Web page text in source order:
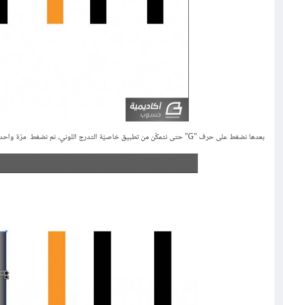
بعدها نضغط على حرف "G" حتى نتمكّن من تطبيق خاصيّة التدرج اللوني، ثم نضغط مرّة واحدة على المستطيل الأسود رقم 1: